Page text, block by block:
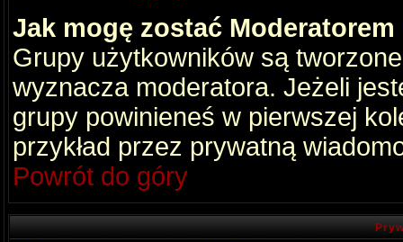
Jak mogę zostać
Grupy użytkowników są
wyznacza moderatora. Jeżeli
grupy powinieneś w pierwszej
przykład przez prywatną
Powrót do góry